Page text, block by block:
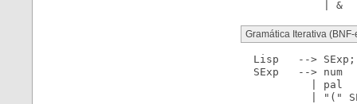
Gramática Iterativa
  Lisp   --> SExp;
  SExp   --> num
           | pal
| "("